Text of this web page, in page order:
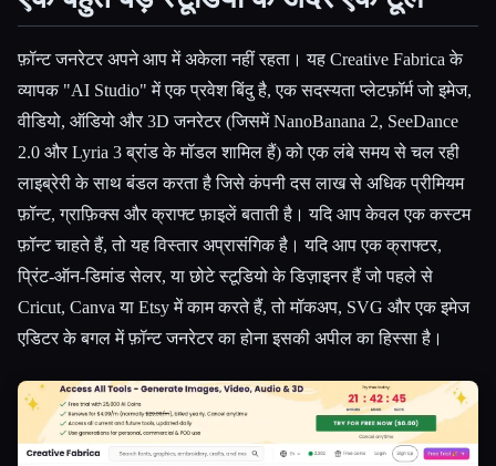
फ़ॉन्ट जनरेटर अपने आप में अकेला नहीं रहता। यह Creative Fabrica के
व्यापक "AI Studio" में एक प्रवेश बिंदु है, एक सदस्यता प्लेटफ़ॉर्म जो इमेज,
वीडियो, ऑडियो और 3D जनरेटर (जिसमें NanoBanana 2, SeeDance
2.0 और Lyria 3 ब्रांड के मॉडल शामिल हैं) को एक लंबे समय से चल रही
लाइब्रेरी के साथ बंडल करता है जिसे कंपनी दस लाख से अधिक प्रीमियम
फ़ॉन्ट, ग्राफ़िक्स और क्राफ्ट फ़ाइलें बताती है। यदि आप केवल एक कस्टम
फ़ॉन्ट चाहते हैं, तो यह विस्तार अप्रासंगिक है। यदि आप एक क्राफ्टर,
प्रिंट-ऑन-डिमांड सेलर, या छोटे स्टूडियो के डिज़ाइनर हैं जो पहले से
Cricut, Canva या Etsy में काम करते हैं, तो मॉकअप, SVG और एक इमेज
एडिटर के बगल में फ़ॉन्ट जनरेटर का होना इसकी अपील का हिस्सा है।